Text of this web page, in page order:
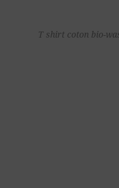
T shirt coton bio-